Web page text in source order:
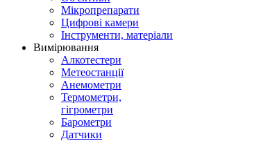
Мікропрепарати
Цифрові камери
Інструменти, матеріали
Вимірювання
Алкотестери
Метеостанції
Анемометри
Термометри,
гігрометри
Барометри
Датчики